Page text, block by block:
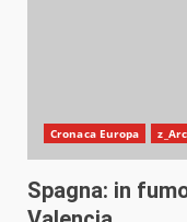
Cronaca Europa
Spagna: in